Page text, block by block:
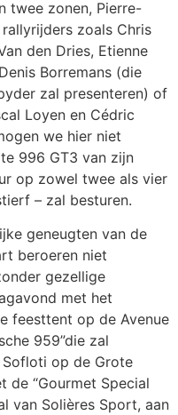
twee zonen, Pierre-
zoals Chris
den Dries, Etienne
Borremans (die
zal presenteren) of
Loyen en Cédric
we hier niet
996 GT3 van zijn
op zowel twee als vier
– zal besturen.
geneugten van de
beroeren niet
gezellige
met het
feesttent op de Avenue
959”die zal
Sofloti op de Grote
de “Gourmet Special
van Solières Sport, aan